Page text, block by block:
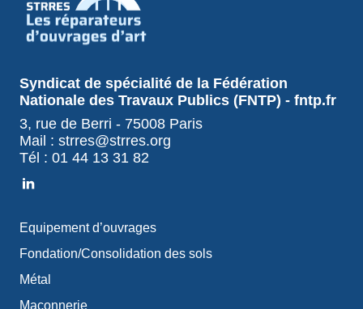
Syndicat de spécialité de la Fédération
Nationale des Travaux Publics (FNTP) - fntp.fr
3, rue de Berri - 75008 Paris
Mail : strres@strres.org
Tél : 01 44 13 31 82
Equipement d’ouvrages
Fondation/Consolidation des sols
Métal
Maçonnerie